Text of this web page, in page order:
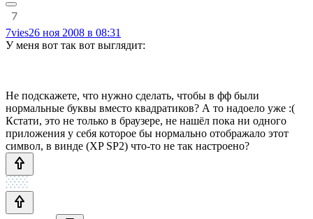
7vies26 ноя 2008 в 08:31
У меня вот так вот выглядит:
Не подскажете, что нужно сделать, чтобы в фф были
нормальные буквы вместо квадратиков? А то надоело уже :(
Кстати, это не только в браузере, не нашёл пока ни одного
приложения у себя которое бы нормально отображало этот
символ, в винде (XP SP2) что-то не так настроено?